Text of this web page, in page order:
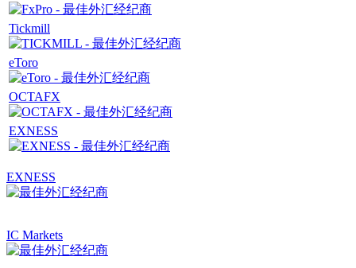
Tickmill
eToro
OCTAFX
EXNESS
EXNESS
IC Markets